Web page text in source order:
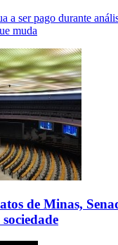
a ser pago durante
muda
de Minas,